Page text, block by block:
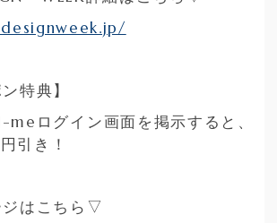
特典】
meログイン画面を掲示すると、
引き！
はこちら▽